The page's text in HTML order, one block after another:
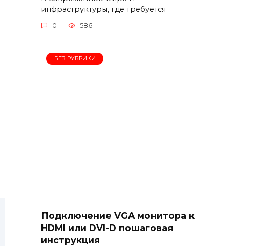
инфраструктуры, где требуется
0 586
БЕЗ РУБРИКИ
Подключение VGA монитора к
HDMI или DVI-D пошаговая
инструкция